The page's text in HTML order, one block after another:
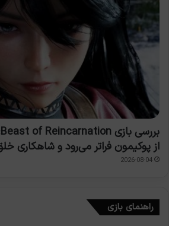
از پوکیمون فراتر می‌رود و شاهکاری
2026-08-04
راهنمای بازی